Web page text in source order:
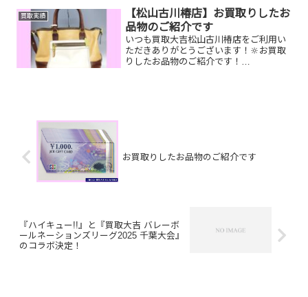
買取実績
【松山古川椿店】お買取りしたお
品物のご紹介です
いつも買取大吉松山古川椿店をご利用い
ただきありがとうございます！🔆お買取
りしたお品物のご紹介です！
お買取りしたお品物のご紹介です
『ハイキュー!!』と『買取大吉 バレーボ
ールネーションズリーグ2025 千葉大会』
のコラボ決定！